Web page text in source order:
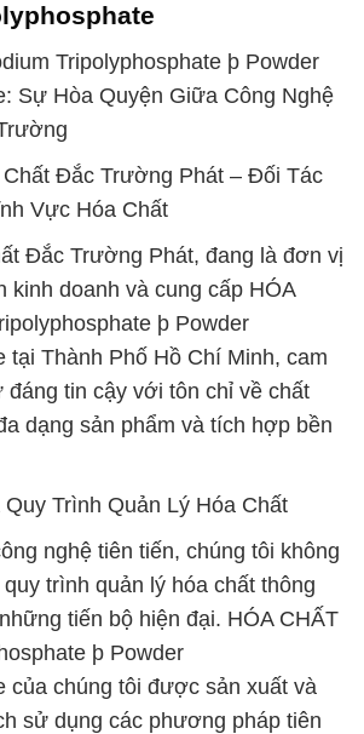
Tripolyphosphate þ Powder
Sự Hòa Quyện Giữa Công Nghệ
Chất Đắc Trường Phát – Đối Tác
Vực Hóa Chất
Đắc Trường Phát, đang là đơn vị
kinh doanh và cung cấp HÓA
þ Powder
tại Thành Phố Hồ Chí Minh, cam
đáng tin cậy với tôn chỉ về chất
dạng sản phẩm và tích hợp bền
Trình Quản Lý Hóa Chất
nghệ tiên tiến, chúng tôi không
trình quản lý hóa chất thông
tiến bộ hiện đại. HÓA CHẤT
þ Powder
của chúng tôi được sản xuất và
sử dụng các phương pháp tiên